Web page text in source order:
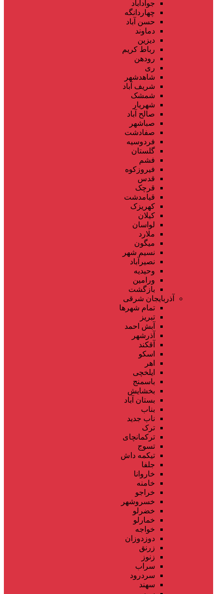
جوادآباد
چهاردانگه
حسن آباد
دماوند
دیزین
رباط کریم
رودهن
ری
شاهدشهر
شریف آباد
شمشک
شهریار
صالح آباد
صباشهر
صفادشت
فردوسیه
گلستان
فشم
فیروزکوه
قدس
قرچک
قیامدشت
کهریزک
کیلان
لواسان
ملارد
میگون
نسیم شهر
نصیرآباد
وحیدیه
ورامین
بازگشت
آذربایجان شرقی
تمام شهر‌ها
تبریز
آبش احمد
آذرشهر
آقکند
اسکو
اهر
ایلخچی
باسمنج
بخشایش
بستان آباد
بناب
ناب جدید
ترک
ترکمانچای
تسوج
تیکمه داش
جلفا
خاروانا
خامنه
خراجو
خسروشهر
خضرلو
خمارلو
خواجه
دوزدوزان
زرنق
زنوز
سراب
سردرود
سهند